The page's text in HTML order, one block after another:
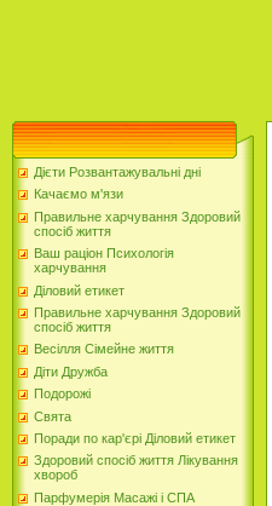
Дієти Розвантажувальні дні
Качаємо м'язи
Правильне харчування Здоровий
спосіб життя
Ваш раціон Психологія
харчування
Діловий етикет
Правильне харчування Здоровий
спосіб життя
Весілля Сімейне життя
Діти Дружба
Подорожі
Свята
Поради по кар'єрі Діловий етикет
Здоровий спосіб життя Лікування
хвороб
Парфумерія Масажі і СПА